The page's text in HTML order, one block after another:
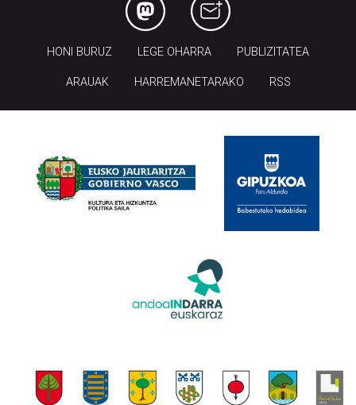
HONI BURUZ LEGE OHARRA PUBLIZITATEA
ARAUAK HARREMANETARAKO RSS